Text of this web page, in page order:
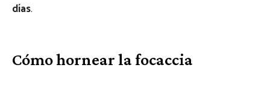
días.
Cómo hornear la focaccia